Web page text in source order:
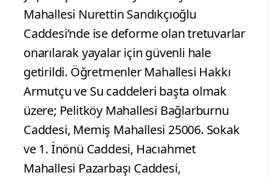
Mahallesi Nurettin Sandıkçıoğlu
Caddesi’nde ise deforme olan tretuvarlar
onarılarak yayalar için güvenli hale
getirildi. Öğretmenler Mahallesi Hakkı
Armutçu ve Su caddeleri başta olmak
üzere; Pelitköy Mahallesi Bağlarburnu
Caddesi, Memiş Mahallesi 25006. Sokak
ve 1. İnönü Caddesi, Hacıahmet
Mahallesi Pazarbaşı Caddesi,